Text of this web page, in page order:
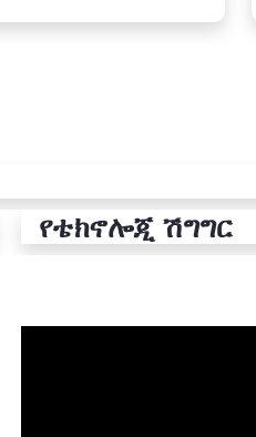
የቴክኖሎጂ ሽግግር